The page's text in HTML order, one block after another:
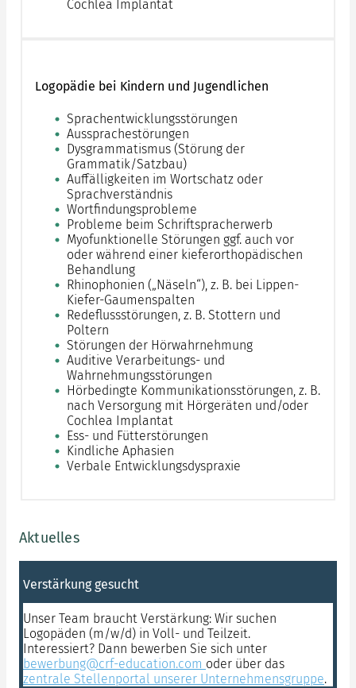
Cochlea Implantat
Logopädie bei Kindern und Jugendlichen
Sprachentwicklungsstörungen
Aussprachestörungen
Dysgrammatismus (Störung der
Grammatik/Satzbau)
Auffälligkeiten im Wortschatz oder
Sprachverständnis
Wortfindungsprobleme
Probleme beim Schriftspracherwerb
Myofunktionelle Störungen ggf. auch vor
oder während einer kieferorthopädischen
Behandlung
Rhinophonien („Näseln“), z. B. bei Lippen-
Kiefer-Gaumenspalten
Redeflussstörungen, z. B. Stottern und
Poltern
Störungen der Hörwahrnehmung
Auditive Verarbeitungs- und
Wahrnehmungsstörungen
Hörbedingte Kommunikationsstörungen, z. B.
nach Versorgung mit Hörgeräten und/oder
Cochlea Implantat
Ess- und Fütterstörungen
Kindliche Aphasien
Verbale Entwicklungsdyspraxie
Aktuelles
Verstärkung gesucht
Unser Team braucht Verstärkung: Wir suchen
Logopäden (m/w/d) in Voll- und Teilzeit.
Interessiert? Dann bewerben Sie sich unter
bewerbung@crf-education.com oder über das
zentrale Stellenportal unserer Unternehmensgruppe.